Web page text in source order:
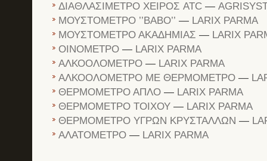
ΔΙΑΘΛΑΣΙΜΕΤΡΟ ΧΕΙΡΟΣ ATC —
ΜΟΥΣΤΟΜΕΤΡΟ ’’ΒΑΒΟ’’ — LARIX PARMA
ΜΟΥΣΤΟΜΕΤΡΟ ΑΚΑΔΗΜΙΑΣ — LARIX
ΟΙΝΟΜΕΤΡΟ — LARIX PARMA
ΑΛΚΟΟΛΟΜΕΤΡΟ — LARIX PARMA
ΑΛΚΟΟΛΟΜΕΤΡΟ ΜΕ ΘΕΡΜΟΜΕΤΡΟ —
ΘΕΡΜΟΜΕΤΡΟ ΑΠΛΟ — LARIX PARMA
ΘΕΡΜΟΜΕΤΡΟ ΤΟΙΧΟΥ — LARIX PARMA
ΘΕΡΜΟΜΕΤΡΟ ΥΓΡΩΝ ΚΡΥΣΤΑΛΛΩΝ —
ΑΛΑΤΟΜΕΤΡΟ — LARIX PARMA